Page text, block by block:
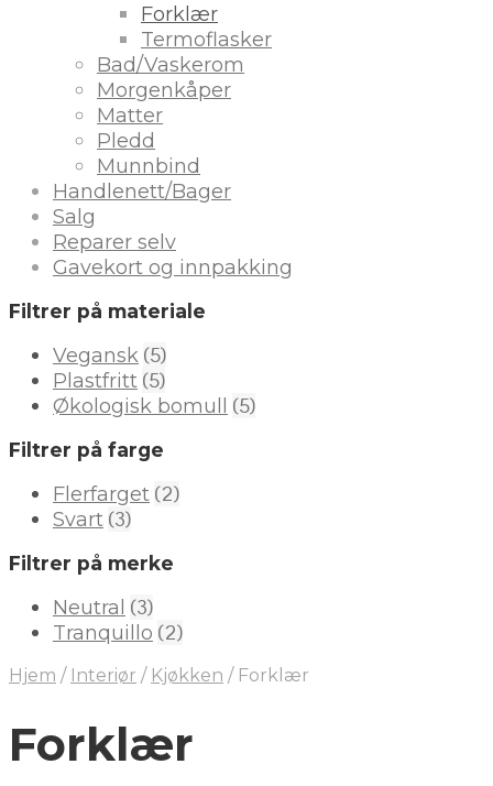
Forklær
Termoflasker
Bad/Vaskerom
Morgenkåper
Matter
Pledd
Munnbind
Handlenett/Bager
Salg
Reparer selv
Gavekort og innpakking
Filtrer på materiale
Vegansk (5)
Plastfritt (5)
Økologisk bomull (5)
Filtrer på farge
Flerfarget (2)
Svart (3)
Filtrer på merke
Neutral (3)
Tranquillo (2)
Hjem / Interiør / Kjøkken / Forklær
Forklær